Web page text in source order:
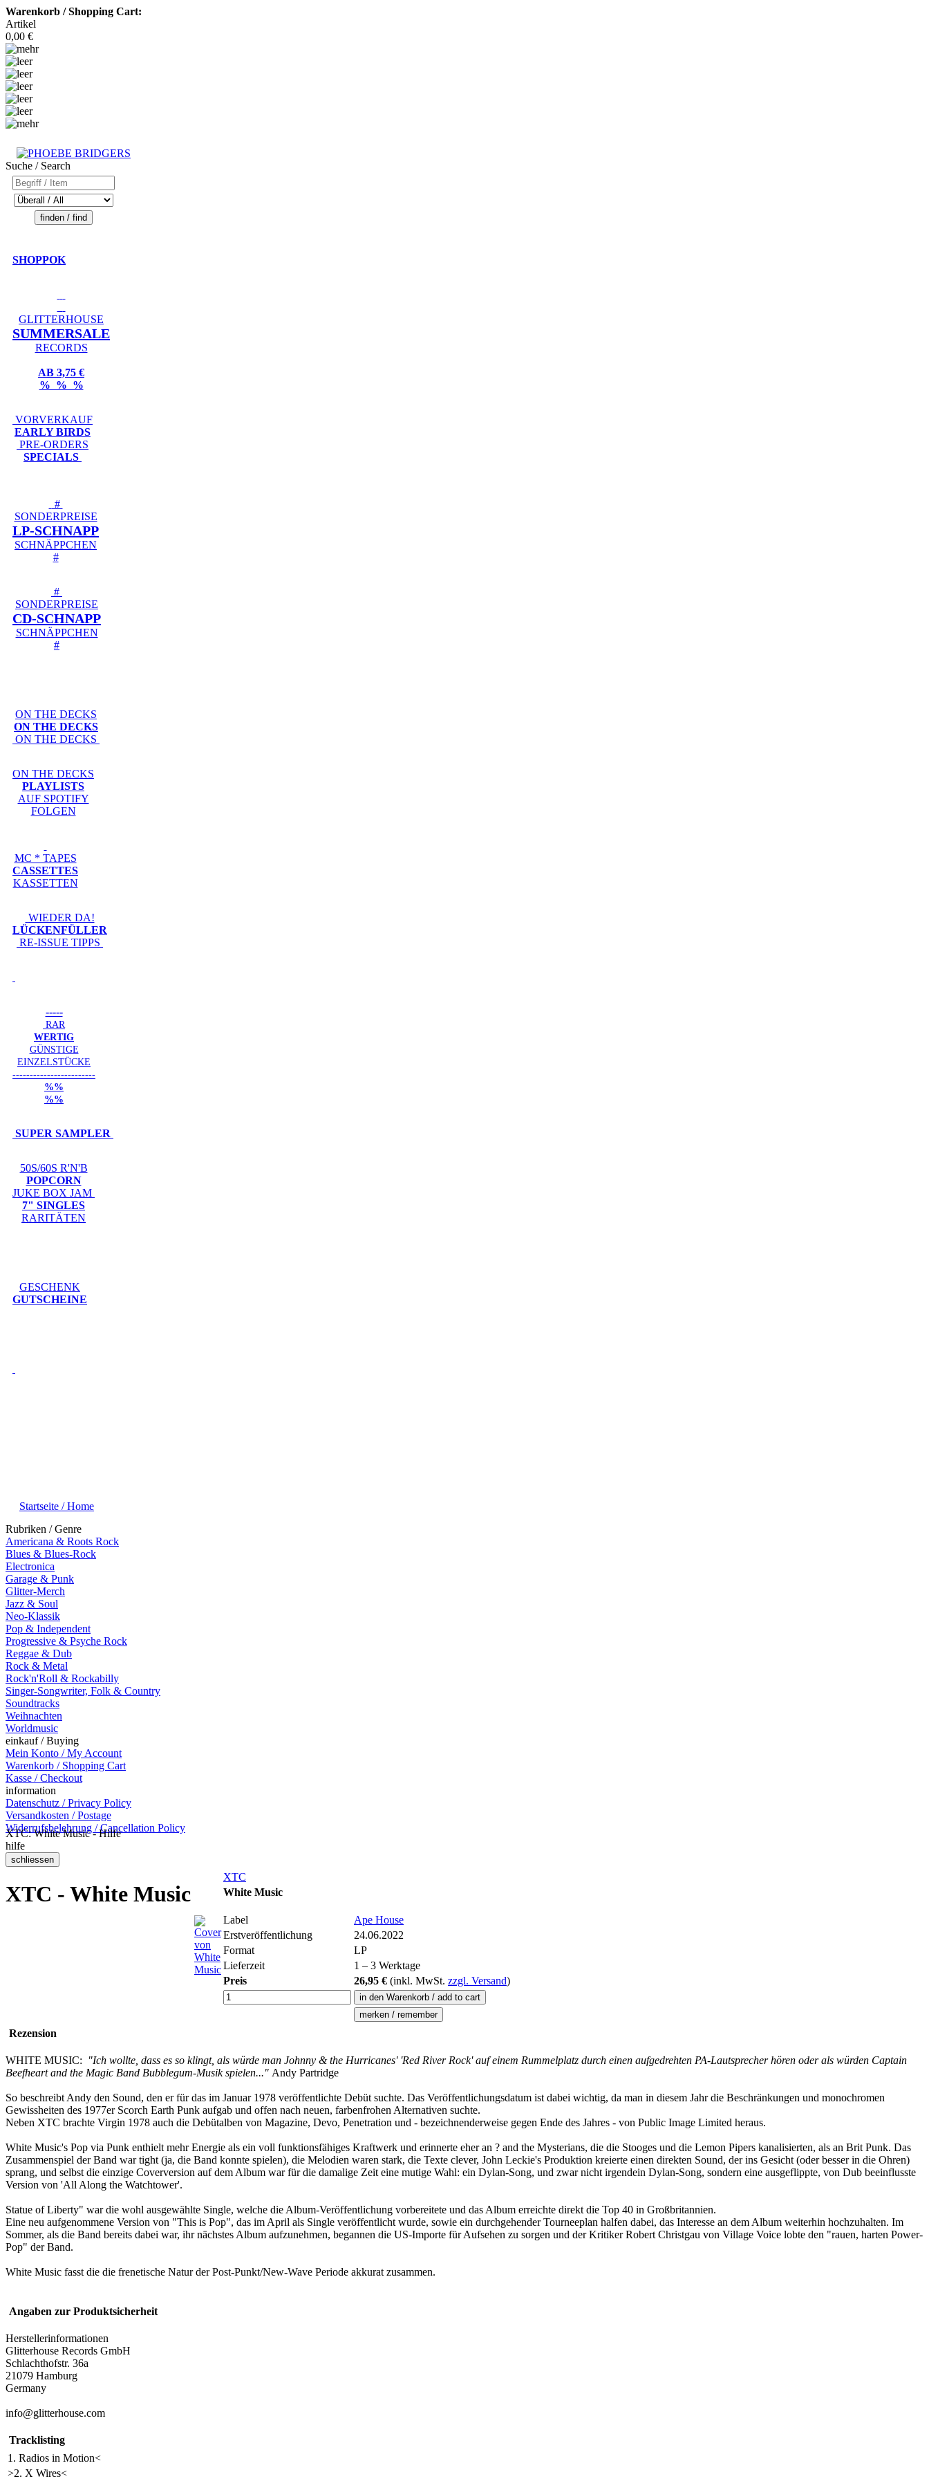
Warenkorb / Shopping Cart:
Artikel
0,00 €
Suche / Search
SHOPPOK
GLITTERHOUSE
SUMMERSALE
RECORDS
AB 3,75 €
% % %
VORVERKAUF
EARLY BIRDS
PRE-ORDERS
SPECIALS
#
SONDERPREISE
LP-SCHNAPP
SCHNÄPPCHEN
#
#
SONDERPREISE
CD-SCHNAPP
SCHNÄPPCHEN
#
ON THE DECKS
ON THE DECKS
ON THE DECKS
ON THE DECKS
PLAYLISTS
AUF SPOTIFY
FOLGEN
MC * TAPES
CASSETTES
KASSETTEN
WIEDER DA!
LÜCKENFÜLLER
RE-ISSUE TIPPS
-----
RAR
WERTIG
GÜNSTIGE
EINZELSTÜCKE
------------------------
%%
%%
SUPER SAMPLER
50S/60S R'N'B
POPCORN
JUKE BOX JAM
7" SINGLES
RARITÄTEN
GESCHENK
GUTSCHEINE
Startseite / Home
Rubriken / Genre
Americana & Roots Rock
Blues & Blues-Rock
Electronica
Garage & Punk
Glitter-Merch
Jazz & Soul
Neo-Klassik
Pop & Independent
Progressive & Psyche Rock
Reggae & Dub
Rock & Metal
Rock'n'Roll & Rockabilly
Singer-Songwriter, Folk & Country
Soundtracks
Weihnachten
Worldmusic
einkauf / Buying
Mein Konto / My Account
Warenkorb / Shopping Cart
Kasse / Checkout
information
Datenschutz / Privacy Policy
Versandkosten / Postage
Widerrufsbelehrung / Cancellation Policy
XTC: White Music - Hilfe
hilfe
XTC - White Music
XTC
White Music
Label
Ape House
Erstveröffentlichung
24.06.2022
Format
LP
Lieferzeit
1 – 3 Werktage
Preis
26,95 € (inkl. MwSt. zzgl. Versand)
Rezension
WHITE MUSIC:
"Ich wollte, dass es so klingt, als würde man Johnny & the Hurricanes' 'Red River Rock' auf einem Rummelplatz durch einen aufgedrehten PA-Lautsprecher hören oder als würden Captain
Beefheart and the Magic Band Bubblegum-Musik spielen..." Andy Partridge
So beschreibt Andy den Sound, den er für das im Januar 1978 veröffentlichte Debüt suchte. Das Veröffentlichungsdatum ist dabei wichtig, da man in diesem Jahr die Beschränkungen und monochromen
Gewissheiten des 1977er Scorch Earth Punk aufgab und offen nach neuen, farbenfrohen Alternativen suchte.
Neben XTC brachte Virgin 1978 auch die Debütalben von Magazine, Devo, Penetration und - bezeichnenderweise gegen Ende des Jahres - von Public Image Limited heraus.
White Music's Pop via Punk enthielt mehr Energie als ein voll funktionsfähiges Kraftwerk und erinnerte eher an ? and the Mysterians, die die Stooges und die Lemon Pipers kanalisierten, als an Brit Punk. Das
Zusammenspiel der Band war tight (ja, die Band konnte spielen), die Melodien waren stark, die Texte clever, John Leckie's Produktion kreierte einen direkten Sound, der ins Gesicht (oder besser in die Ohren)
sprang, und selbst die einzige Coverversion auf dem Album war für die damalige Zeit eine mutige Wahl: ein Dylan-Song, und zwar nicht irgendein Dylan-Song, sondern eine ausgeflippte, von Dub beeinflusste
Version von 'All Along the Watchtower'.
Statue of Liberty" war die wohl ausgewählte Single, welche die Album-Veröffentlichung vorbereitete und das Album erreichte direkt die Top 40 in Großbritannien.
Eine neu aufgenommene Version von "This is Pop", das im April als Single veröffentlicht wurde, sowie ein durchgehender Tourneeplan halfen dabei, das Interesse an dem Album weiterhin hochzuhalten. Im
Sommer, als die Band bereits dabei war, ihr nächstes Album aufzunehmen, begannen die US-Importe für Aufsehen zu sorgen und der Kritiker Robert Christgau von Village Voice lobte den "rauen, harten Power-
Pop" der Band.
White Music fasst die die frenetische Natur der Post-Punkt/New-Wave Periode akkurat zusammen.
Angaben zur Produktsicherheit
Herstellerinformationen
Glitterhouse Records GmbH
Schlachthofstr. 36a
21079 Hamburg
Germany
info@glitterhouse.com
Tracklisting
1. Radios in Motion<
>2. X Wires<